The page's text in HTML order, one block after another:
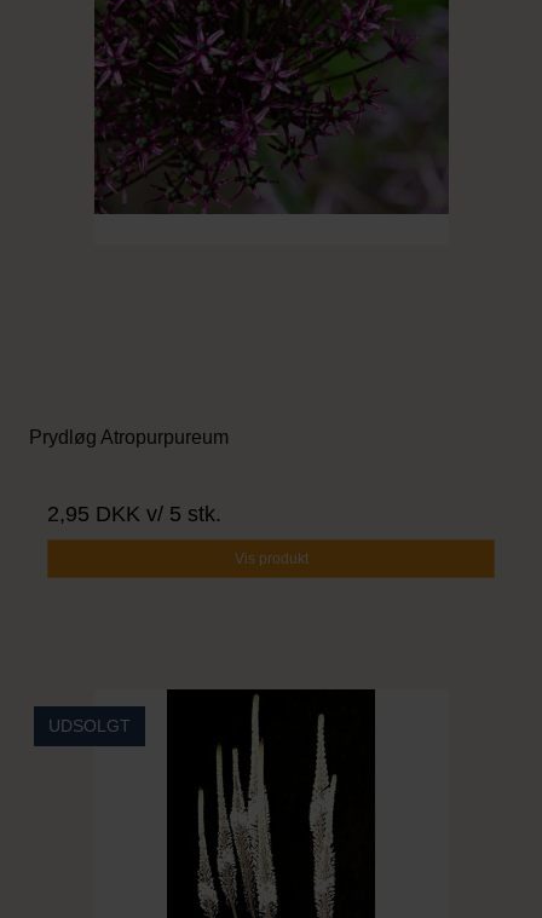
Prydløg Atropurpureum
2,95 DKK v/ 5 stk.
Vis produkt
UDSOLGT